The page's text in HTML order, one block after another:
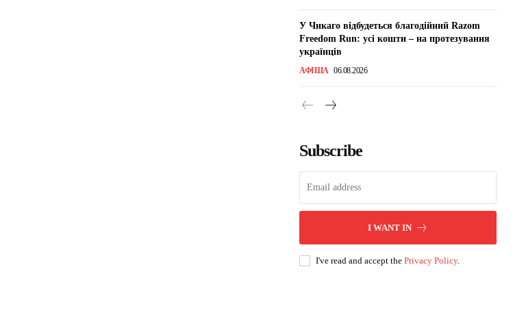
У Чикаго відбудеться благодійний Razom
Freedom Run: усі кошти – на протезування
українців
АФІША 06.08.2026
Subscribe
I WANT IN
I've read and accept the Privacy Policy.